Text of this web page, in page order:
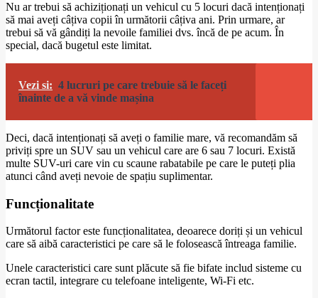
Nu ar trebui să achiziționați un vehicul cu 5 locuri dacă intenționați
să mai aveți câțiva copii în următorii câțiva ani. Prin urmare, ar
trebui să vă gândiți la nevoile familiei dvs. încă de pe acum. În
special, dacă bugetul este limitat.
Vezi si: 4 lucruri pe care trebuie să le faceți
înainte de a vă vinde mașina
Deci, dacă intenționați să aveți o familie mare, vă recomandăm să
priviți spre un SUV sau un vehicul care are 6 sau 7 locuri. Există
multe SUV-uri care vin cu scaune rabatabile pe care le puteți plia
atunci când aveți nevoie de spațiu suplimentar.
Funcționalitate
Următorul factor este funcționalitatea, deoarece doriți și un vehicul
care să aibă caracteristici pe care să le folosească întreaga familie.
Unele caracteristici care sunt plăcute să fie bifate includ sisteme cu
ecran tactil, integrare cu telefoane inteligente, Wi-Fi etc.